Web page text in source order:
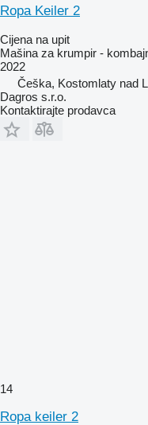
Ropa Keiler 2
Cijena na upit
Mašina za krumpir -
2022
Češka, Kostomlaty nad
Dagros s.r.o.
Kontaktirajte prodavca
14
Ropa keiler 2